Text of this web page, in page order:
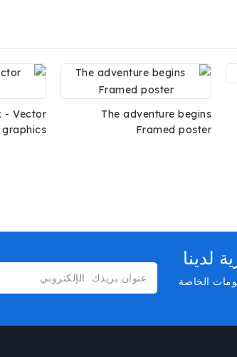
The adventure begins
Framed poster
- Vector
graphics
لدينا
الخاصة